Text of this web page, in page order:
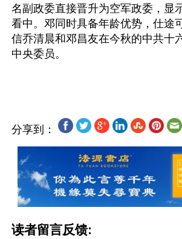
名副政委直接晋升为空军政委，显
看中。邓同时具备年龄优势，仕途
信乔清晨和邓昌友在今秋的中共十
中央委员。
分享到：
读者留言反馈: